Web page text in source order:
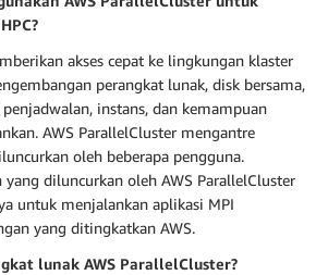
akses cepat ke lingkungan klaster
perangkat lunak, disk bersama,
instans, dan kemampuan
AWS ParallelCluster mengantre
oleh beberapa pengguna.
diluncurkan oleh AWS ParallelCluster
untuk menjalankan aplikasi MPI
yang ditingkatkan AWS.
lunak AWS ParallelCluster?